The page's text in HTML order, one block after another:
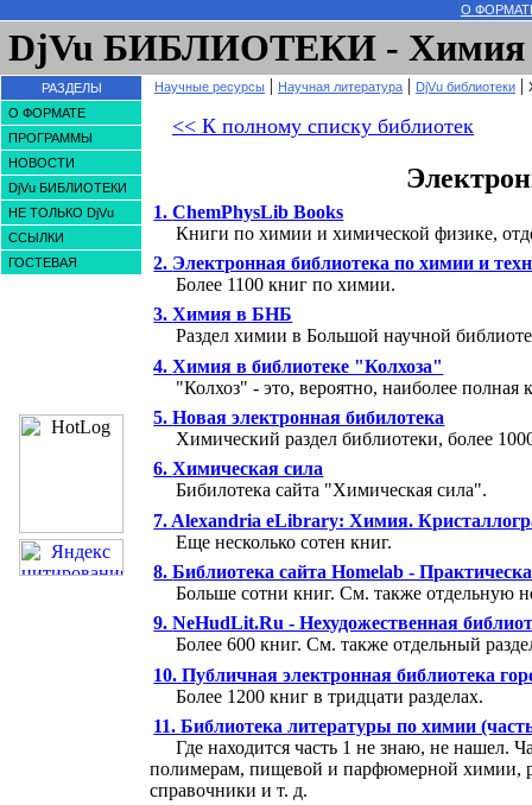
О
DjVu БИБЛИОТЕКИ - Химия
РАЗДЕЛЫ
О ФОРМАТЕ
ПРОГРАММЫ
НОВОСТИ
DjVu БИБЛИОТЕКИ
НЕ ТОЛЬКО DjVu
ССЫЛКИ
ГОСТЕВАЯ
Научные ресурсы | Научная литература | DjVu библиотеки |
<< К полному списку библиотек
1.ChemPhysLib Books
Книги по химии и химической физике,
2. Электронная библиотека по химии и
Более 1100 книг по химии.
3.Химия в БНБ
Раздел химии в Большой научной
4.Химия в библиотеке "Колхоза"
"Колхоз" - это, вероятно, наиболее
5.Новая электронная бибилотека
Химический раздел библиотеки, более
6.Химическая сила
Бибилотека сайта "Химическая сила".
7. Alexandria eLibrary: Химия.
Еще несколько сотен книг.
8.Библиотека сайта Homelab -
Больше сотни книг. См. также отдельную
9.NeHudLit.Ru - Нехудожественная
Более 600 книг. См. также отдельный
10.Публичная электронная библиотека
Более 1200 книг в тридцати разделах.
11.Библиотека литературы по химии
Где находится часть 1 не знаю, не нашел.
полимерам, пищевой и парфюмерной химии,
справочники и т. д.